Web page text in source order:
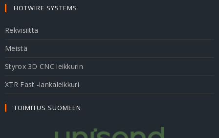
HOTWIRE SYSTEMS
Rekvisiitta
Meistä
Styrox 3D CNC leikkurin
XTR Fast -lankaleikkuri
TOIMITUS SUOMEEN